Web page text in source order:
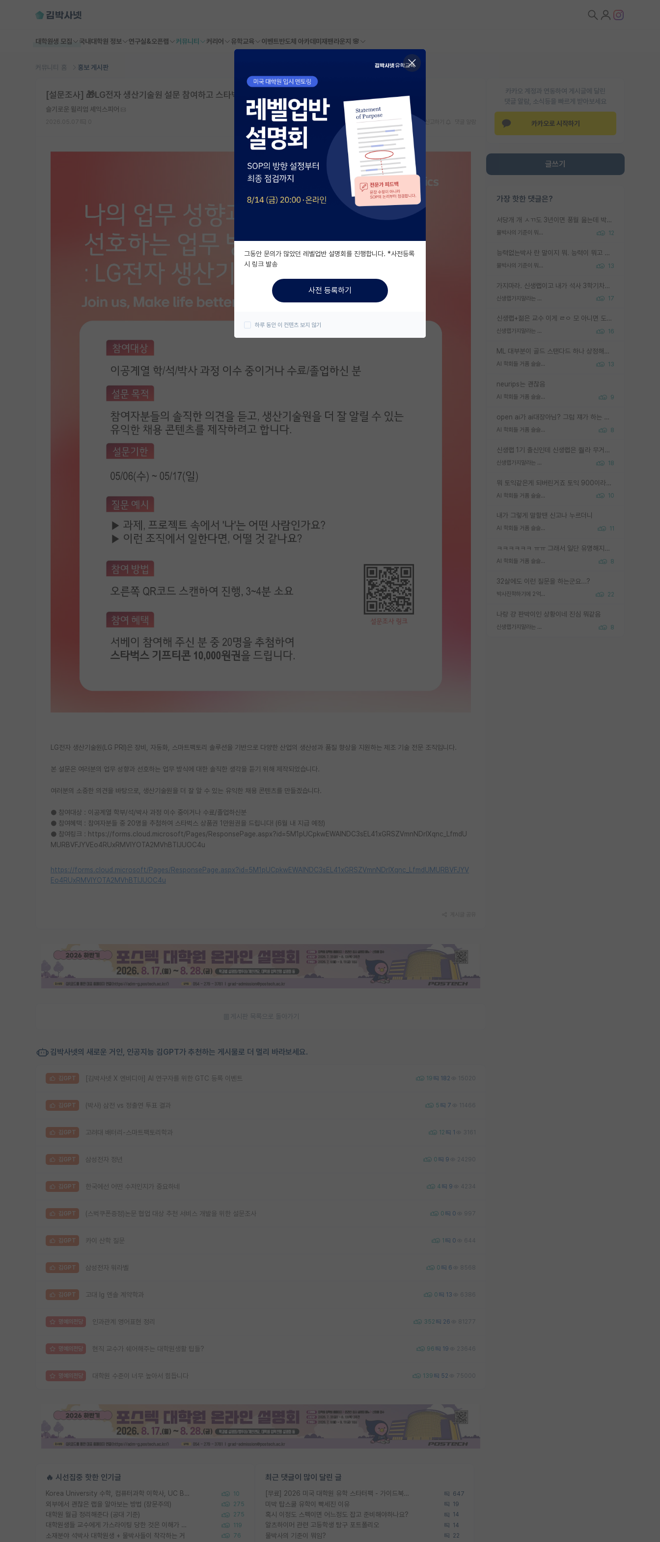
대학원생 모집 국내대학원 정보 연구실&오픈랩 커뮤니티 커리어 유학교육 이벤트반도체 아카데미 재팬라운지 🌸
커뮤니티 홈 홍보 게시판
카카오 계정과 연동하여 게시글에 달린
댓글 알람, 소식등을 빠르게 받아보세요
카카오로 시작하기
글쓰기
가장 핫한 댓글은?
서당개 개 ㅅㄲ도 3년이면 풍월 읊는데 박사 5년 이상 대리고 있으면서 물된건 교수 탓 맞는ㄱ게 거기가 서당이 아니란 소리임
물박사의 기준이 뭐임? 12
능력없는박사 란 말이지 뭐. 능력이 뭐고 능력이 있다는게 뭔지는 사람마다 기준이 다르니까 얘기해봐야 서로 자기 기준만 얘기해서 논쟁이 끝이 안나고. 주위에서 능력있고 야심있는 신입생이 교수가 유의미한 피드백을 아예 안주면서 제대로된 과제에 참여해볼 기회도 제공하지 않고 잡일 뺑뺑이만 돌려서 맨날 단순작업만 하면서 밤새다가 눈빛이 점점 죽어가는걸 본 사람은 물박사는 교수탓이라고 하고, 교수는 이것저것 알려도 주고 기회도 주고 사수 동기 붙여주면서 어떻게든 끌고가려고 하는데 본인이 매일 뺀질거리면서 출근 하는둥마는둥 하다가 기껏 와서도 폰이나 쳐다보다가 실험 망치고 저녁약속있어서 먼저 가볼게요~ 하는걸 본 사람은 물박사는 본인탓이라고 함.
물박사의 기준이 뭐임? 13
가지마라. 신생랩이고 내가 석사 3학기차인데 최고참인데 나도 아무것도 모르는데 교수가 후배들 왜 논문 교육 안시키냐. 논문 왜 안 써오냐 닦달한다
신생랩가지말라는 이유가 있었구나 17
신생랩+젊은 교수 이게 ㄹㅇ 모 아니면 도인듯.
신생랩가지말라는 이유가 있었구나 16
ML 대부분이 골드 스탠다드 하나 상정해놓고 (벤치마크 데이터셋이 여러 개면 여러 개 상정) 그거 얼마나 잘 맞추나 싸움임 가끔 번뜩이는 설계 철학을 보여주는 논문들도 있지만 대부분 그거 성적 얼마나 더 올리느라에 혈안이 되어 있는 측면이 잇음
AI 학회들 거품 슬슬 지적이 나오네요 13
neurips는 괜찮음
AI 학회들 거품 슬슬 지적이 나오네요 9
open ai가 ai대장아님? 그럼 쟤가 하는 말이 다 맞겠네
AI 학회들 거품 슬슬 지적이 나오네요 8
신생랩 1기 출신인데 신생랩은 줠라 무거운 바벨 같은거임. 들면 대박인데 못들면 깔려 죽음. 아무도 알려주지 않는 환경에서 자생해야하지만, 일단 살아남았다면 그 어떤 사람보다 악착같고 생존력 높은 사람으로 거듭날 수 있음
신생랩가지말라는 이유가 있었구나 18
뭐 토익같은게 되버린거죠 토익 900이라고 영어잘하는건 아닙니다만 잘하는사람은 다 900을 넘는 그런
AI 학회들 거품 슬슬 지적이 나오네요 10
내가 그렇게 말할땐 신고나 누르더니
AI 학회들 거품 슬슬 지적이 나오네요 11
ㅋㅋㅋㅋㅋㅋ ㅠㅠ 그래서 일단 유명해지는게 중요한거같습니다
AI 학회들 거품 슬슬 지적이 나오네요 8
32살에도 이런 질문을 하는군요...?
박사진학하기에 2억은 괜찮은 (?) 정도의 경제력인가요 22
나랑 걍 판박이인 상황이네 진심 뭐같음
신생랩가지말라는 이유가 있었구나 8
[설문조사] 🎁LG전자 생산기술원 설문 참여하고 스타벅스 1만원권 받자!
슬기로운 윌리엄 셰익스피어
스크랩 신고하기
LG전자 생산기술원(LG PRI)은 장비, 자동화, 스마트팩토리 솔루션을 기반으로 다양한 산업의 생산성과 품질 향상을 지원하는 제조 기술 전문 조직입니다.
본 설문은 여러분의 업무 성향과 선호하는 업무 방식에 대한 솔직한 생각을 듣기 위해 제작되었습니다.
여러분의 소중한 의견을 바탕으로, 생산기술원을 더 잘 알 수 있는 유익한 채용 콘텐츠를 만들겠습니다.
● 참여대상 : 이공계열 학부/석/박사 과정 이수 중이거나 수료/졸업하신분
● 참여혜택 : 참여자분들 중 20명을 추첨하여 스타벅스 상품권 1만원권을 드립니다! (6월 내 지급 예정)
● 참여링크 : https://forms.cloud.microsoft/Pages/ResponsePage.aspx?id=5M1pUCpkwEWAlNDC3sEL41xGRSZVmnNDrIXqnc_LfmdU
MURBVFJYVEo4RUxRMVlYOTA2MVhBTlJUOC4u
https://forms.cloud.microsoft/Pages/ResponsePage.aspx?id=5M1pUCpkwEWAlNDC3sEL41xGRSZVmnNDrIXqnc_LfmdUMURBVFJYV
Eo4RUxRMVlYOTA2MVhBTlJUOC4u
게시판 목록으로 돌아가기
김박사넷의 새로운 거인, 인공지능 김GPT가 추천하는 게시물로 더 멀리 바라보세요.
김GPT [김박사넷 X 엔비디아] AI 연구자를 위한 GTC 등록 이벤트 19 182 15020
김GPT (박사) 삼전 vs 정출연 투표 결과 5 7 11466
김GPT 고려대 배터리-스마트팩토리학과 12 1 3161
김GPT 삼성전자 정년 0 9 24290
김GPT 한국에선 어떤 수저인지가 중요하네 4 9 4234
김GPT (스벅쿠폰증정)논문 협업 대상 추천 서비스 개발을 위한 설문조사 0 0 997
김GPT 카이 산학 질문 1 0 644
김GPT 삼성전자 워라벨 0 6 8568
김GPT 고대 lg 엔솔 계약학과 0 13 6386
명예의전당 인과관계 영어표현 정리 352 26 81277
명예의전당 현직 교수가 쉐어해주는 대학원생활 팁들? 96 19 23646
명예의전당 대학원 수준이 너무 높아서 힘듭니다 139 52 75000
🔥 시선집중 핫한 인기글
Korea University 수학, 컴퓨터과학 이학사, UC Berkeley 산업공학 대학원 공학박사가 되는 것은 쉽지 않겠죠? 10
외부에서 괜찮은 랩을 알아보는 방법 (장문주의) 275
대학원 월급 정리해준다 (공대 기준) 275
대학원생들 교수에게 가스라이팅 당한 것은 이해가 갑니다. 안타깝네요. 119
소재분야 석박사 대학원생 + 물박사들이 착각하는 거 76
최근 댓글이 많이 달린 글
[무료] 2026 미국 대학원 유학 스타터팩 - 가이드북 & 합격자 컨택메일 템플릿 647
미박 탑스쿨 유학이 빡세진 이유 19
혹시 이정도 스펙이면 어느정도 잡고 준비해야하나요? 14
알츠하이머 관련 고등학생 탐구 포트폴리오 14
물박사의 기준이 뭐임? 22
그동안 문의가 많았던 레벨업반 설명회를 진행합니다. *사전등록
시 링크 발송
사전 등록하기
하루 동안 이 컨텐츠 보지 않기